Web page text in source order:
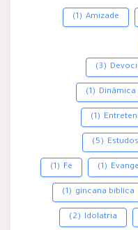
Amizade
(1)
(3)
Dinâmica
(1)
(1)
(5)
(1)
Fé
(1)
gincana bíblica
(1)
Idolatria
(2)